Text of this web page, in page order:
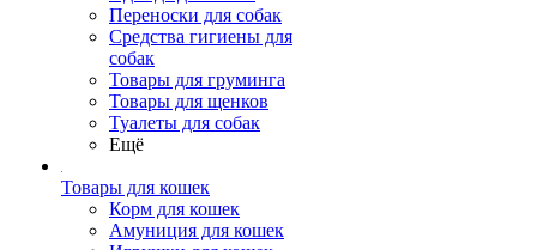
Переноски для собак
Средства гигиены для
собак
Товары для груминга
Товары для щенков
Туалеты для собак
Ещё
Товары для кошек
Корм для кошек
Амуниция для кошек